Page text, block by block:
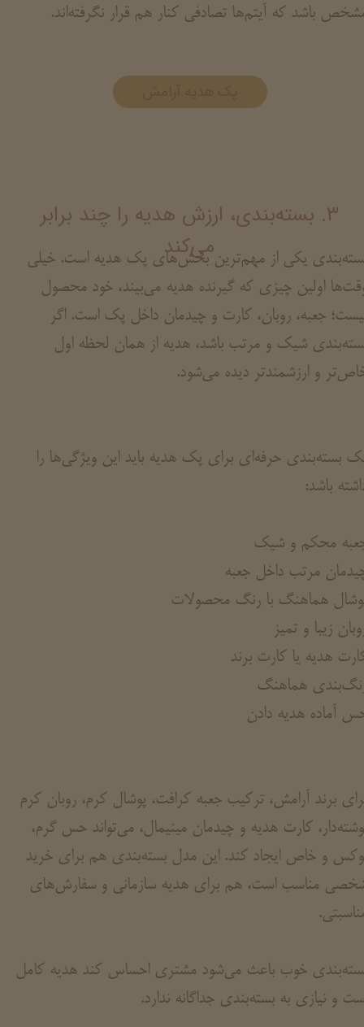
باشد که آیتم‌ها تصادفی کنار هم قرار نگرفته‌اند.
۳. بسته‌بندی، ارزش هدیه را چند برابر
می‌کند
یکی از مهم‌ترین بخش‌های پک هدیه است. خیلی
اولین چیزی که گیرنده هدیه می‌بیند، خود محصول
جعبه، روبان، کارت و چیدمان داخل پک است. اگر
شیک و مرتب باشد، هدیه از همان لحظه اول
و ارزشمندتر دیده می‌شود.
بسته‌بندی حرفه‌ای برای پک هدیه باید این ویژگی‌ها را
باشد:
محکم و شیک
مرتب داخل جعبه
هماهنگ با رنگ محصولات
زیبا و تمیز
هدیه یا کارت برند
هماهنگ
آماده هدیه دادن
برند آرامش، ترکیب جعبه کرافت، پوشال کرم، روبان کرم
کارت هدیه و چیدمان مینیمال، می‌تواند حس گرم،
و خاص ایجاد کند. این مدل بسته‌بندی هم برای خرید
مناسب است، هم برای هدیه سازمانی و سفارش‌های
خوب باعث می‌شود مشتری احساس کند هدیه کامل
و نیازی به بسته‌بندی جداگانه ندارد.